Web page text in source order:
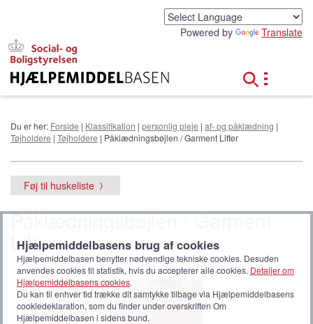
l
Powered by Translate
Du er her: Forside | Klassifikation | personlig pleje | af- og påklædning |
Tøjholdere | Tøjholdere | Påklædningsbøjlen / Garment Lifter
Føj til huskeliste
Påklædningsbøjlen / Garment
Lifter
Hjælpemiddelbasens brug af cookies
Hjælpemiddelbasen benytter nødvendige tekniske cookies. Desuden
anvendes cookies til statistik, hvis du accepterer alle cookies. Detaljer om
Hjælpemiddelbasens cookies.
Du kan til enhver tid trække dit samtykke tilbage via Hjælpemiddelbasens
cookiedeklaration, som du finder under overskriften Om
Hjælpemiddelbasen i sidens bund.